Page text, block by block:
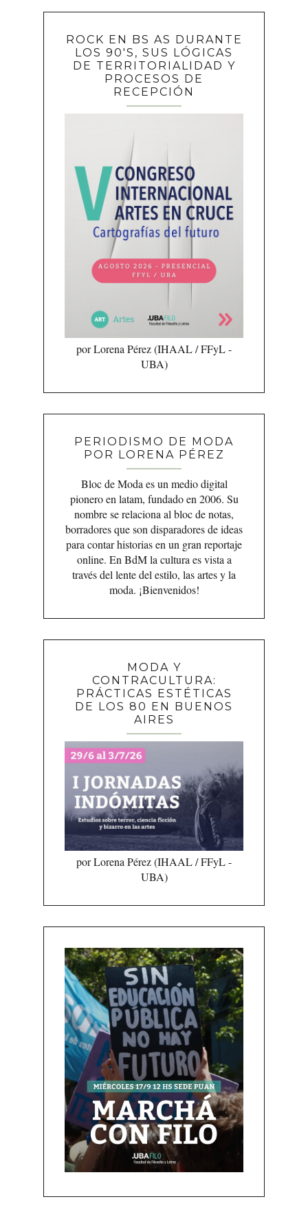
ROCK EN BS AS DURANTE
LOS 90'S, SUS LÓGICAS
DE TERRITORIALIDAD Y
PROCESOS DE
RECEPCIÓN
por Lorena Pérez (IHAAL / FFyL -
UBA)
PERIODISMO DE MODA
POR LORENA PÉREZ
Bloc de Moda es un medio digital
pionero en latam, fundado en 2006. Su
nombre se relaciona al bloc de notas,
borradores que son disparadores de ideas
para contar historias en un gran reportaje
online. En BdM la cultura es vista a
través del lente del estilo, las artes y la
moda. ¡Bienvenidos!
MODA Y
CONTRACULTURA:
PRÁCTICAS ESTÉTICAS
DE LOS 80 EN BUENOS
AIRES
por Lorena Pérez (IHAAL / FFyL -
UBA)